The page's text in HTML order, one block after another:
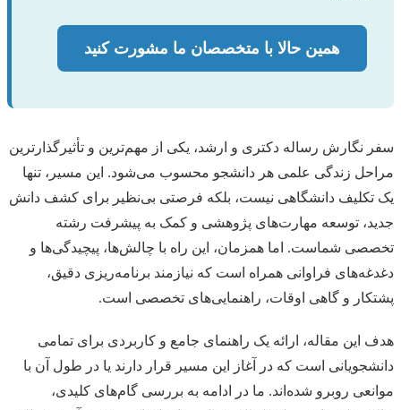
همین حالا با متخصصان ما مشورت کنید
سفر نگارش رساله دکتری و ارشد، یکی از مهم‌ترین و تأثیرگذارترین
مراحل زندگی علمی هر دانشجو محسوب می‌شود. این مسیر، تنها
یک تکلیف دانشگاهی نیست، بلکه فرصتی بی‌نظیر برای کشف دانش
جدید، توسعه مهارت‌های پژوهشی و کمک به پیشرفت رشته
تخصصی شماست. اما همزمان، این راه با چالش‌ها، پیچیدگی‌ها و
دغدغه‌های فراوانی همراه است که نیازمند برنامه‌ریزی دقیق،
پشتکار و گاهی اوقات، راهنمایی‌های تخصصی است.
هدف این مقاله، ارائه یک راهنمای جامع و کاربردی برای تمامی
دانشجویانی است که در آغاز این مسیر قرار دارند یا در طول آن با
موانعی روبرو شده‌اند. ما در ادامه به بررسی گام‌های کلیدی،